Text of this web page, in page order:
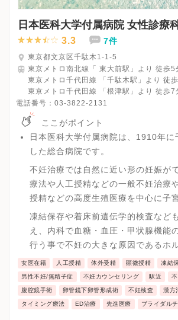
日本医科大学付属病院 女性診療
3.3 7件
東京都文京区千駄木1-1-5
東京メトロ南北線「 東大前駅」より 徒歩5
東京メトロ千代田線 「千駄木駅」より 徒
東京メトロ千代田線 「根津駅」より 徒歩7
電話番号： 03-3822-2131
ここがポイント
日本医科大学付属病院は、1910年に
した総合病院です。
不妊治療では自然に近い形の妊娠が
療法や人工授精などの一般不妊治療
授精などの高度生殖医療を中心に子
かった場合などの不妊治療手術など
て診療が可能です。
凍結保存や着床前遺伝学的検査など
え、内科で血糖・血圧・甲状腺機能
行う事で不妊の大きな原因であるホ
乱れるによる月経周期の乱れに対し
す。
女医在籍 人工授精 体外受精 顕微授精 凍結
男性不妊/無精子症 不妊カウンセリング 駅近
腹腔鏡手術 卵管鏡下卵管形成術 不妊検査 漢方
タイミング療法 ED治療 先進医療 ブライダル